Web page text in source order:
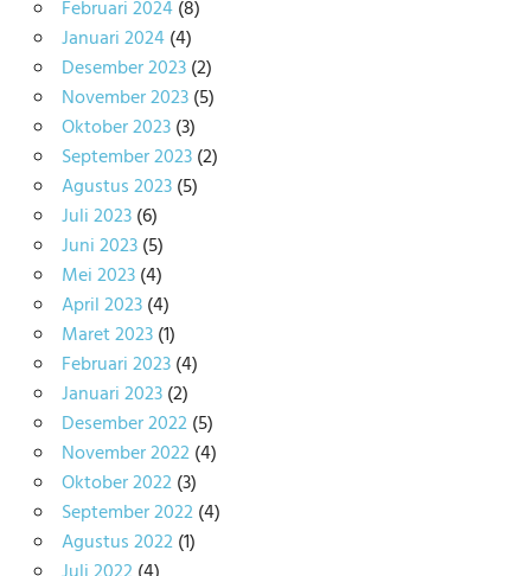
Februari 2024(8)
Januari 2024(4)
Desember 2023(2)
November 2023(5)
Oktober 2023(3)
September 2023(2)
Agustus 2023(5)
Juli 2023(6)
Juni 2023(5)
Mei 2023(4)
April 2023(4)
Maret 2023(1)
Februari 2023(4)
Januari 2023(2)
Desember 2022(5)
November 2022(4)
Oktober 2022(3)
September 2022(4)
Agustus 2022(1)